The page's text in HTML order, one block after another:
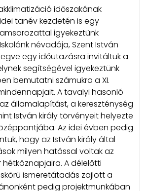
időszakának
tanév kezdetén is egy
igyekeztünk
névadója, Szent István
egy időutazásra invitáltuk a
segítségével igyekeztünk
bemutatni számukra a XI.
A tavalyi hasonló
államalapítást, a kereszténység
István király törvényeit helyezte
Az idei évben pedig
hogy az István király által
milyen hatással voltak az
A délelőtti
ismeretátadás zajlott a
pedig projektmunkában